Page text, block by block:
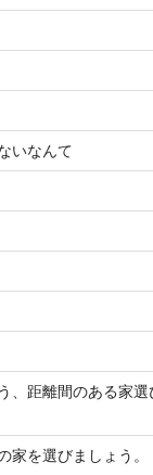
いなんて
、距離間のある家選
を選びましょう。